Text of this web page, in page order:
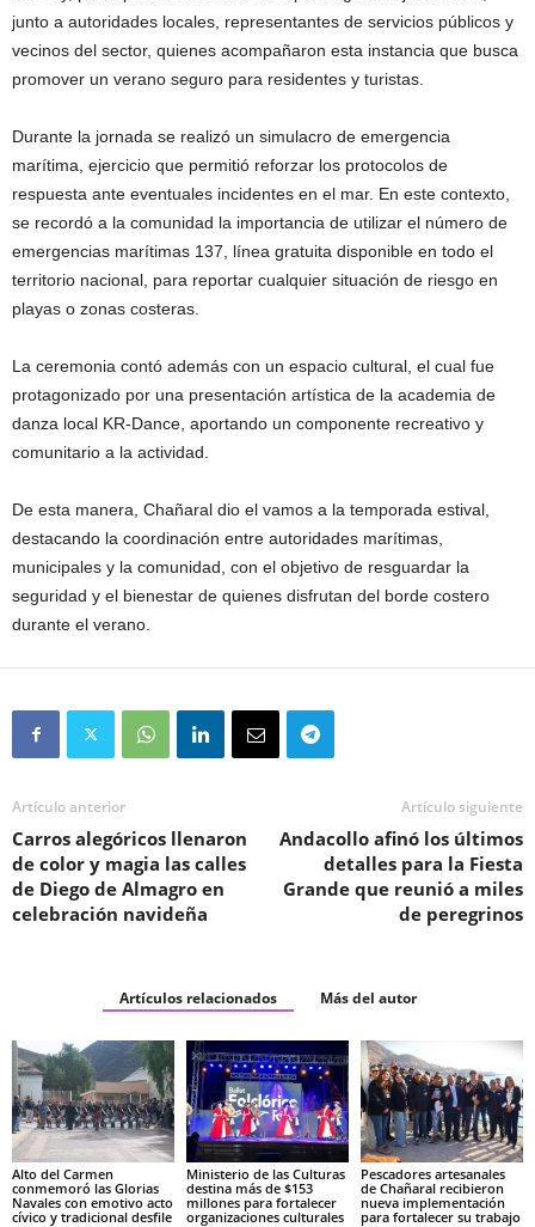
junto a autoridades locales, representantes de servicios públicos y
vecinos del sector, quienes acompañaron esta instancia que busca
promover un verano seguro para residentes y turistas.
Durante la jornada se realizó un simulacro de emergencia
marítima, ejercicio que permitió reforzar los protocolos de
respuesta ante eventuales incidentes en el mar. En este contexto,
se recordó a la comunidad la importancia de utilizar el número de
emergencias marítimas 137, línea gratuita disponible en todo el
territorio nacional, para reportar cualquier situación de riesgo en
playas o zonas costeras.
La ceremonia contó además con un espacio cultural, el cual fue
protagonizado por una presentación artística de la academia de
danza local KR-Dance, aportando un componente recreativo y
comunitario a la actividad.
De esta manera, Chañaral dio el vamos a la temporada estival,
destacando la coordinación entre autoridades marítimas,
municipales y la comunidad, con el objetivo de resguardar la
seguridad y el bienestar de quienes disfrutan del borde costero
durante el verano.
Artículo anterior
Carros alegóricos llenaron
de color y magia las calles
de Diego de Almagro en
celebración navideña
Artículo siguiente
Andacollo afinó los últimos
detalles para la Fiesta
Grande que reunió a miles
de peregrinos
Artículos relacionados Más del autor
Alto del Carmen
conmemoró las Glorias
Navales con emotivo acto
cívico y tradicional desfile
Ministerio de las Culturas
destina más de $153
millones para fortalecer
organizaciones culturales
Pescadores artesanales
de Chañaral recibieron
nueva implementación
para fortalecer su trabajo